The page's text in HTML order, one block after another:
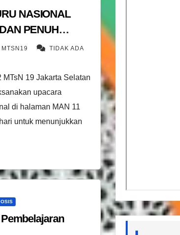
NASIONAL
PENUH
MTSN19 TIDAK ADA
MTsN 19 Jakarta Selatan
upacara
di halaman MAN 11
untuk menunjukkan